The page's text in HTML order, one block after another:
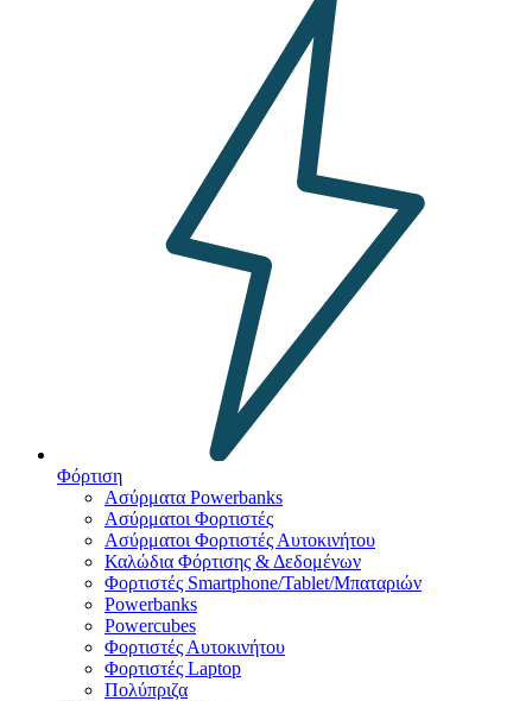
Φόρτιση
Ασύρματα Powerbanks
Aσύρματοι Φορτιστές
Ασύρματοι Φορτιστές Αυτοκινήτου
Καλώδια Φόρτισης & Δεδομένων
Φορτιστές Smartphone/Tablet/Μπαταριών
Powerbanks
Powercubes
Φορτιστές Αυτοκινήτου
Φορτιστές Laptop
Πολύπριζα